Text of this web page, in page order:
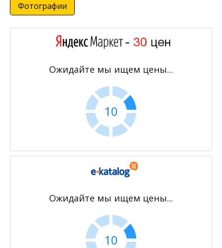
Фотографии
Ожидайте мы ищем цены...
9
Ожидайте мы ищем цены...
9